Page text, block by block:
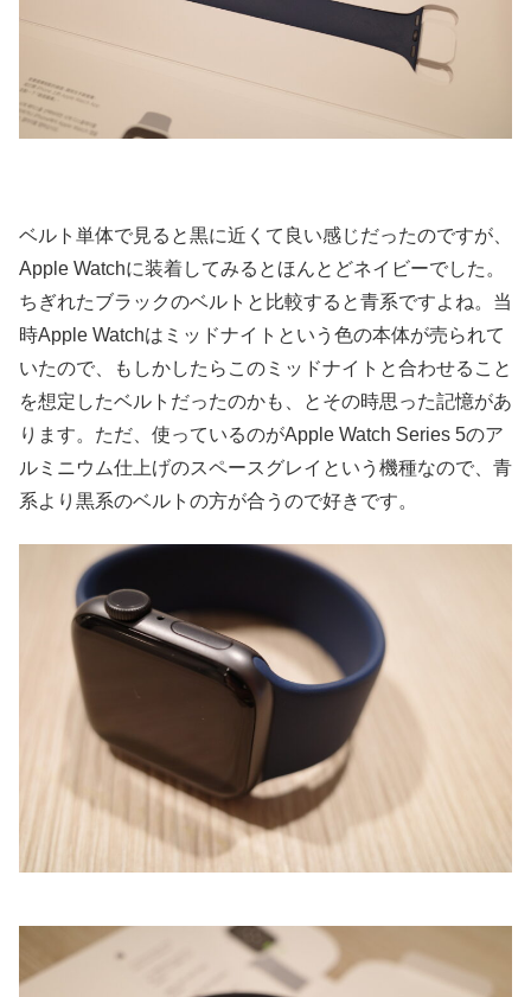
ベルト単体で見ると黒に近くて良い感じだったのですが、
Apple Watchに装着してみるとほんとどネイビーでした。
ちぎれたブラックのベルトと比較すると青系ですよね。当
時Apple Watchはミッドナイトという色の本体が売られて
いたので、もしかしたらこのミッドナイトと合わせること
を想定したベルトだったのかも、とその時思った記憶があ
ります。ただ、使っているのがApple Watch Series 5のア
ルミニウム仕上げのスペースグレイという機種なので、青
系より黒系のベルトの方が合うので好きです。